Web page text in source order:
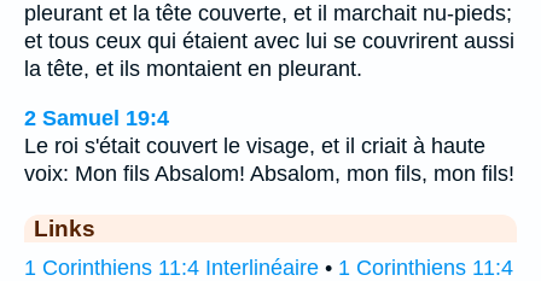
pleurant et la tête couverte, et il marchait nu-pieds;
et tous ceux qui étaient avec lui se couvrirent aussi
la tête, et ils montaient en pleurant.
2 Samuel 19:4
Le roi s'était couvert le visage, et il criait à haute
voix: Mon fils Absalom! Absalom, mon fils, mon fils!
Links
1 Corinthiens 11:4 Interlinéaire • 1 Corinthiens 11:4